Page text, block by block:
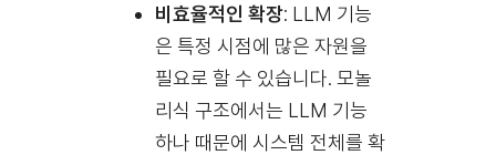
비효율적인 확장: LLM 기능
은 특정 시점에 많은 자원을
필요로 할 수 있습니다. 모놀
리식 구조에서는 LLM 기능
하나 때문에 시스템 전체를 확